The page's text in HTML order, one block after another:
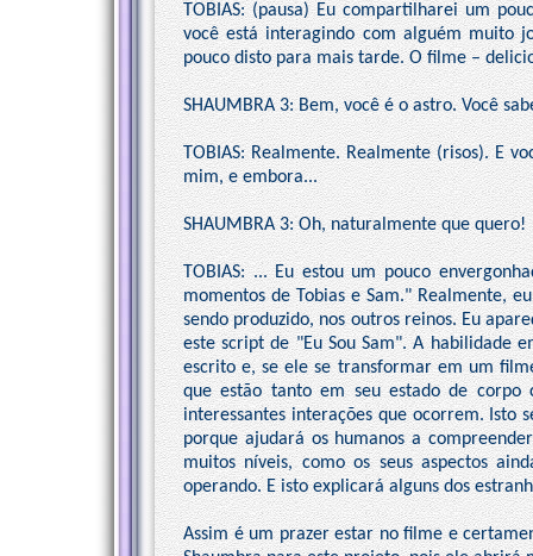
TOBIAS: (pausa) Eu compartilharei um
você está interagindo com alguém muito
pouco disto para mais tarde. O filme –
SHAUMBRA 3: Bem, você é o astro. Você
TOBIAS: Realmente. Realmente (risos). E
mim, e embora...
SHAUMBRA 3: Oh, naturalmente que quero!
TOBIAS: ... Eu estou um pouco
momentos de Tobias e Sam." Realmente,
sendo produzido, nos outros reinos. Eu
este script de "Eu Sou Sam". A habilidade
escrito e, se ele se transformar em um
que estão tanto em seu estado de corpo
interessantes interações que ocorrem.
porque ajudará os humanos a
muitos níveis, como os seus aspectos
operando. E isto explicará alguns dos
Assim é um prazer estar no filme e